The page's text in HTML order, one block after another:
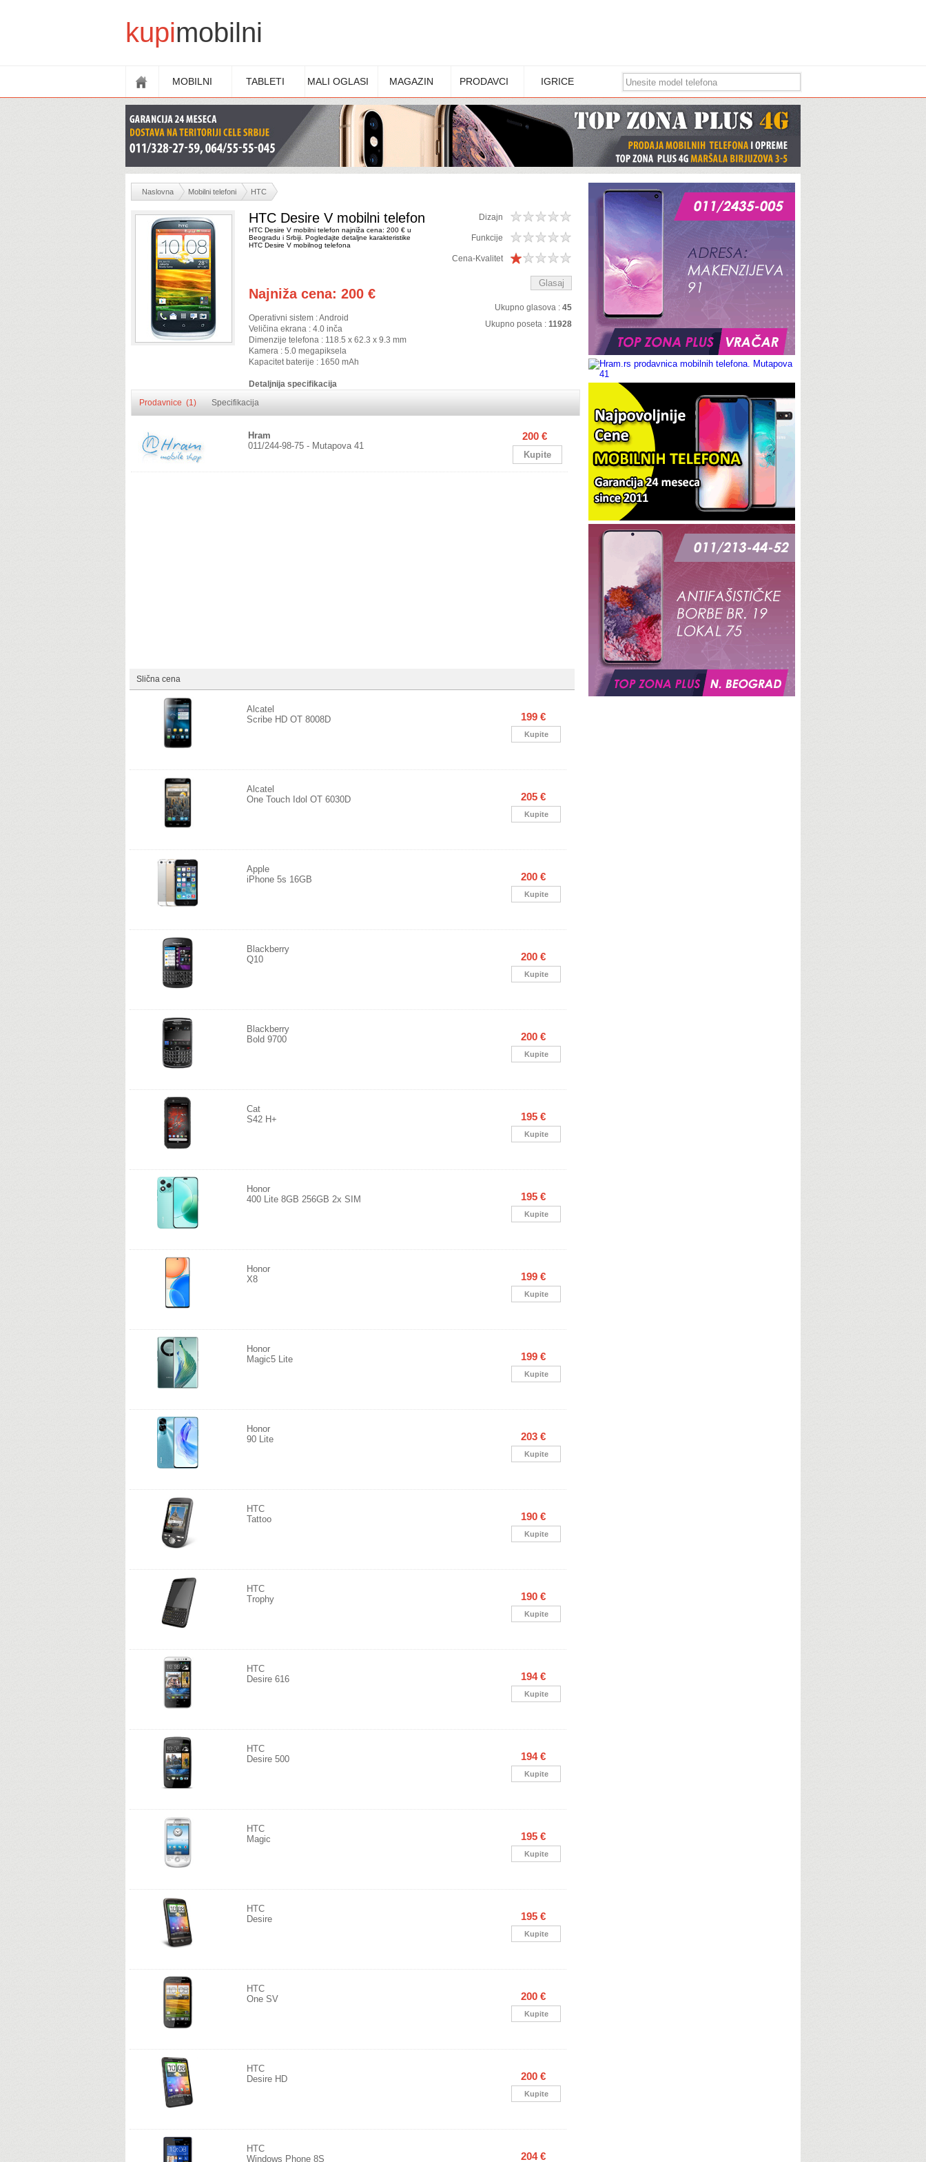
kupimobilni
MOBILNI TABLETI MALI OGLASI MAGAZIN PRODAVCI IGRICE
Naslovna Mobilni telefoni HTC
HTC Desire V mobilni telefon
HTC Desire V mobilni telefon najniža cena: 200 € u
Beogradu i Srbiji. Pogledajte detaljne karakteristike
HTC Desire V mobilnog telefona
Najniža cena: 200 €
Operativni sistem : Android
Veličina ekrana : 4.0 inča
Dimenzije telefona : 118.5 x 62.3 x 9.3 mm
Kamera : 5.0 megapiksela
Kapacitet baterije : 1650 mAh
Detaljnija specifikacija
Dizajn
Funkcije
Cena-Kvalitet
Ukupno glasova : 45
Ukupno poseta : 11928
Prodavnice (1) Specifikacija
Hram
011/244-98-75 - Mutapova 41
200 €
Kupite
Slična cena
Alcatel
Scribe HD OT 8008D
199 €
Kupite
Alcatel
One Touch Idol OT 6030D
205 €
Kupite
Apple
iPhone 5s 16GB
200 €
Kupite
Blackberry
Q10
200 €
Kupite
Blackberry
Bold 9700
200 €
Kupite
Cat
S42 H+
195 €
Kupite
Honor
400 Lite 8GB 256GB 2x SIM
195 €
Kupite
Honor
X8
199 €
Kupite
Honor
Magic5 Lite
199 €
Kupite
Honor
90 Lite
203 €
Kupite
HTC
Tattoo
190 €
Kupite
HTC
Trophy
190 €
Kupite
HTC
Desire 616
194 €
Kupite
HTC
Desire 500
194 €
Kupite
HTC
Magic
195 €
Kupite
HTC
Desire
195 €
Kupite
HTC
One SV
200 €
Kupite
HTC
Desire HD
200 €
Kupite
HTC
Windows Phone 8S
204 €